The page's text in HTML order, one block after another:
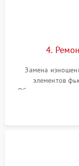
4.
Замена
элементов
Обязательная
печати от